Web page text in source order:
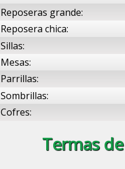
Reposeras grande:
Reposera chica:
Sillas:
Mesas:
Parrillas:
Sombrillas:
Cofres:
Termas